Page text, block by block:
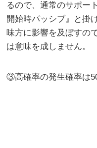
るので、通常のサポー
開始時パッシブ』と掛
味方に影響を及ぼすの
は意味を成しません。
③高確率の発生確率は